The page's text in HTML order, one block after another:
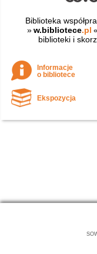
Biblioteka
» w.bibliotece.pl
biblioteki i
Informacje
o bibliotece
Ekspozycja